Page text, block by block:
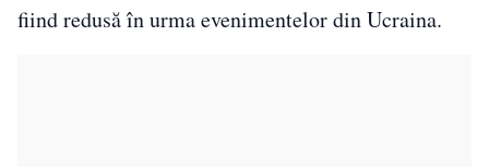
fiind redusă în urma evenimentelor din Ucraina.